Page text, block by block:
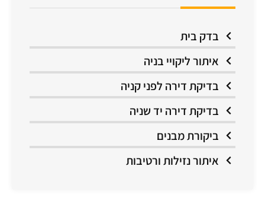
בדק בית
איתור ליקויי בניה
בדיקת דירה לפני קניה
בדיקת דירה יד שניה
ביקורת מבנים
איתור נזילות ורטיבות